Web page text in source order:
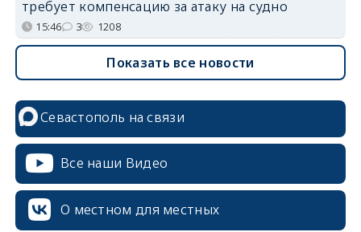
требует компенсацию за атаку на судно
15:46 3 1208
Показать все новости
Севастополь на связи
Все наши Видео
О местном для местных